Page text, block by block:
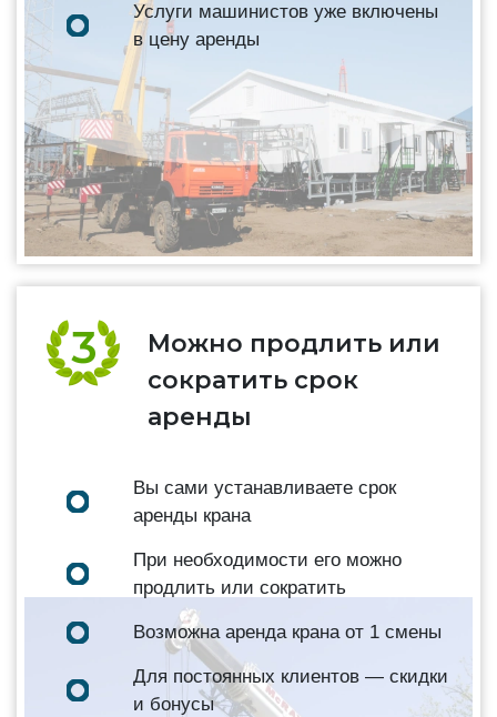
Услуги машинистов уже включены
в цену аренды
Можно продлить или
сократить срок
аренды
Вы сами устанавливаете срок
аренды крана
При необходимости его можно
продлить или сократить
Возможна аренда крана от 1 смены
Для постоянных клиентов — скидки
и бонусы